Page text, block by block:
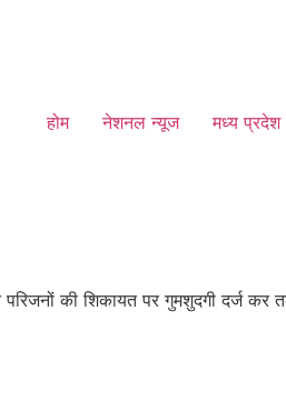
होम नेशनल न्यूज मध्य प्रदेश
की शिकायत पर गुमशुदगी दर्ज कर